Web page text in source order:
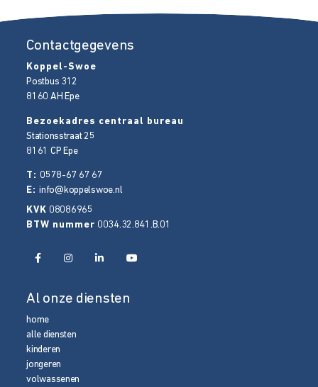
Contactgegevens
Koppel-Swoe
Postbus 312
8160 AH Epe
Bezoekadres centraal bureau
Stationsstraat 25
8161 CP Epe
T: 0578-67 67 67
E:info@koppelswoe.nl
KVK 08086965
BTW nummer 0034.32.841.B.01
Al onze diensten
home
alle diensten
kinderen
jongeren
volwassenen